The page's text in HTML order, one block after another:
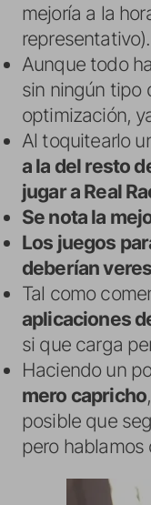
mejoría a la
representativo).
Aunque todo
sin ningún tipo
optimización,
Al toquitearlo
a la del resto
jugar a Real
Se nota la
Los juegos
deberían
Tal como
aplicaciones
si que carga
Haciendo un
mero capricho
posible que
pero hablamos